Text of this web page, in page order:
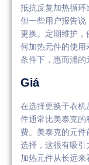
抵抗反复加热循环
但一些用户报告说
更换。定期维护，
何加热元件的使用
条件下，惠而浦的
Giá
在选择更换干衣机
件通常比美泰克的
费。美泰克的元
选择，这很有吸引
加热元件从长远